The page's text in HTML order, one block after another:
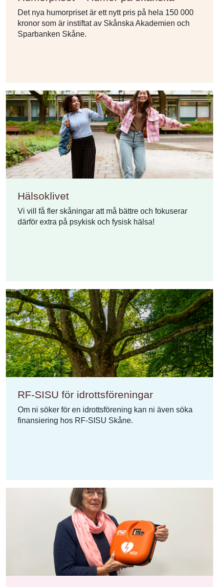
Det nya humorpriset är ett nytt pris på hela 150 000
kronor som är instiftat av Skånska Akademien och
Sparbanken Skåne.
Hälsoklivet
Vi vill få fler skåningar att må bättre och fokuserar
därför extra på psykisk och fysisk hälsa!
RF-SISU för idrottsföreningar
Om ni söker för en idrottsförening kan ni även söka
finansiering hos RF-SISU Skåne.